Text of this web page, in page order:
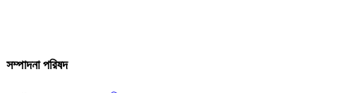
সম্পাদনা পরিষদ